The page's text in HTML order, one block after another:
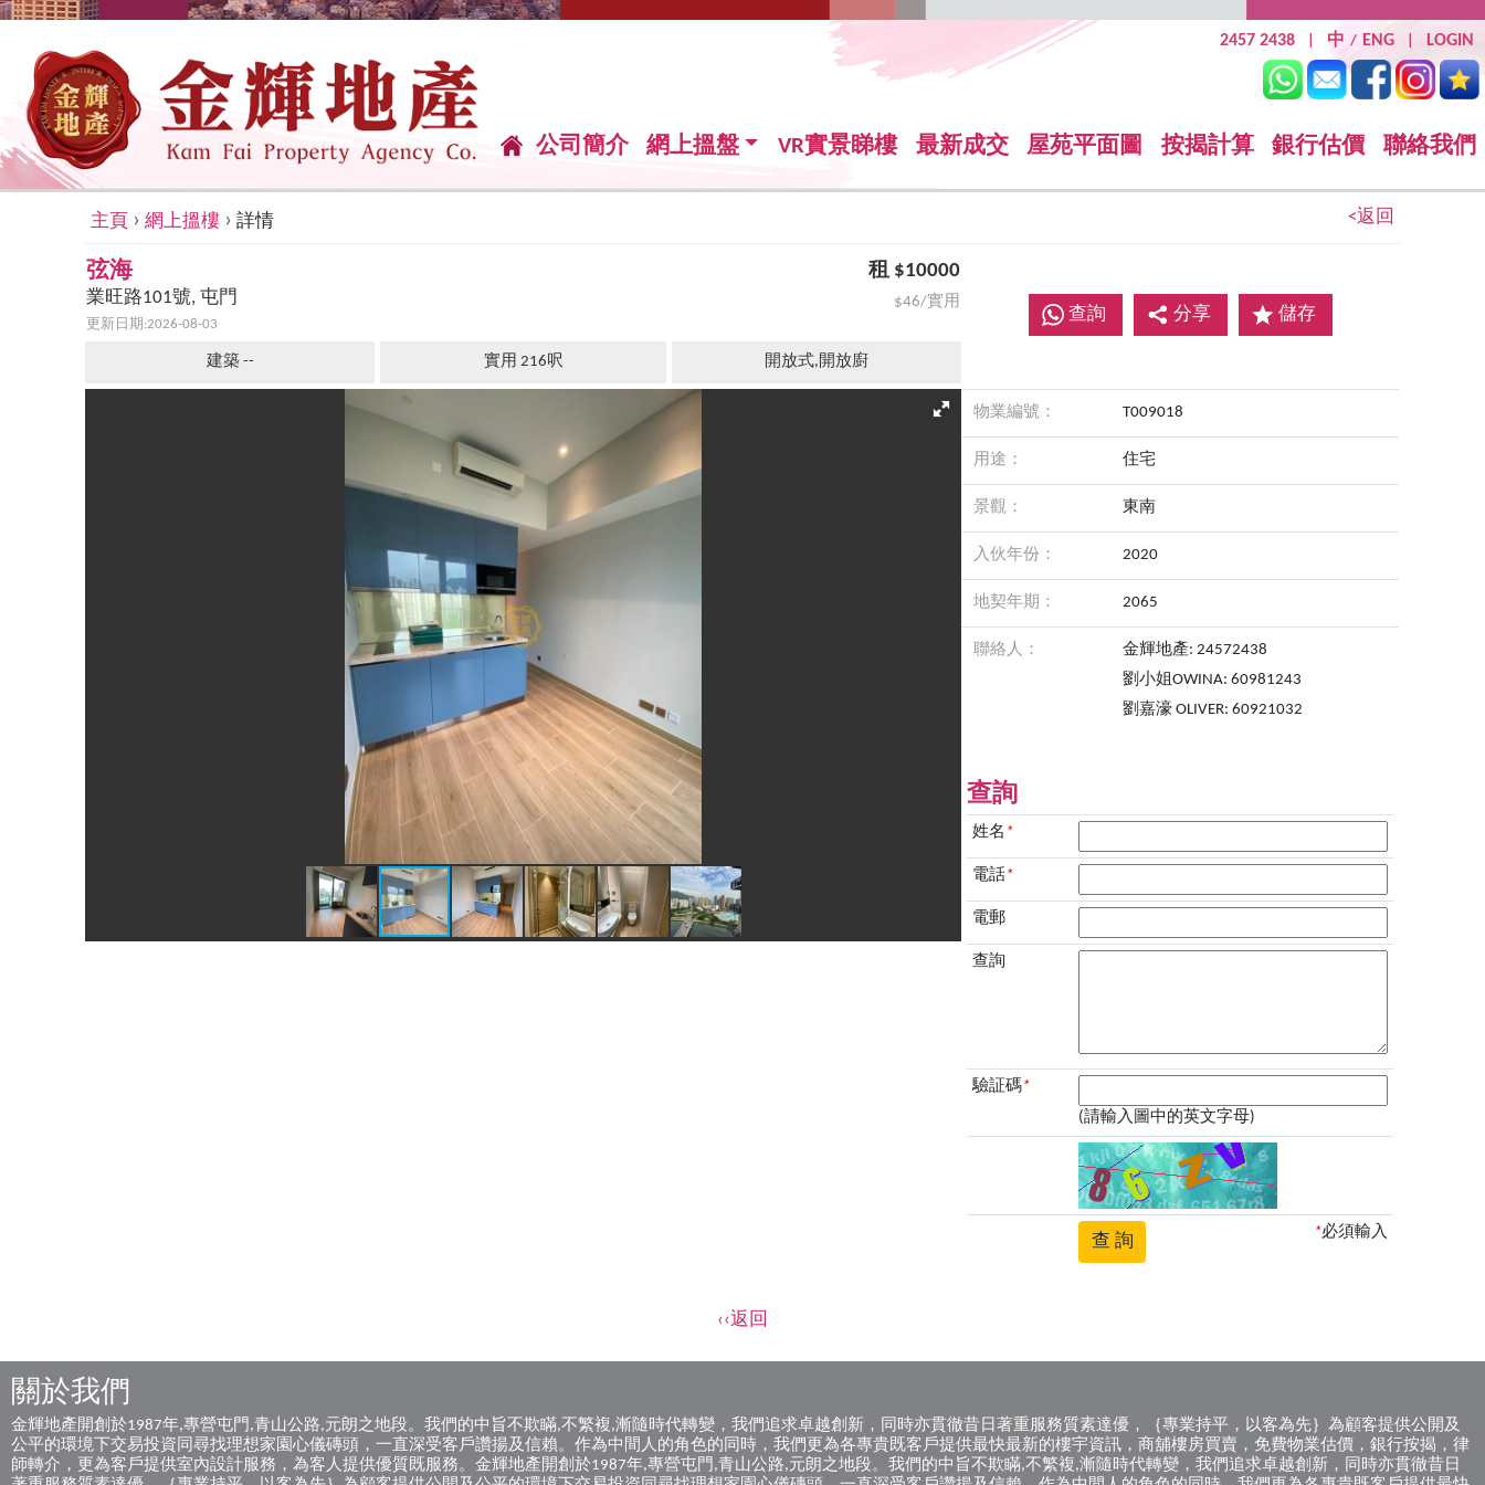
2457 2438 中 / ENG LOGIN
公司簡介 網上搵盤 VR實景睇樓 最新成交 屋苑平面圖 按揭計算 銀行估價 聯絡我們
主頁 › 網上搵樓 › 詳情 <返回
弦海
業旺路101號, 屯門
更新日期:2026-08-03
租 $10000
$46/實用
建築 -- 實用 216呎 開放式,開放廚
查詢 分享 儲存
物業編號： T009018
用途： 住宅
景觀： 東南
入伙年份： 2020
地契年期： 2065
聯絡人：
金輝地產: 24572438
劉小姐OWINA: 60981243
劉嘉濠 OLIVER: 60921032
查詢
姓名 *
電話*
電郵
查詢
驗証碼*
(請輸入圖中的英文字母)
*必須輸入
‹‹返回
關於我們
金輝地產開創於1987年,專營屯門,青山公路,元朗之地段。我們的中旨不欺瞞,不繁複,漸隨時代轉變，我們追求卓越創新，同時亦貫徹昔日著重服務質素達優，｛專業持平，以客為先｝為顧客提供公開及
公平的環境下交易投資同尋找理想家園心儀磚頭，一直深受客戶讚揚及信賴。作為中間人的角色的同時，我們更為各專貴既客戶提供最快最新的樓宇資訊，商舖樓房買賣，免費物業估價，銀行按揭，律
師轉介，更為客戶提供室內設計服務，為客人提供優質既服務。金輝地產開創於1987年,專營屯門,青山公路,元朗之地段。我們的中旨不欺瞞,不繁複,漸隨時代轉變，我們追求卓越創新，同時亦貫徹昔日